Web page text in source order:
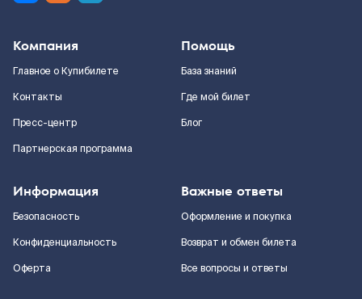
Компания
Главное о Купибилете
Контакты
Пресс-центр
Партнерская программа
Помощь
База знаний
Где мой билет
Блог
Информация
Безопасность
Конфиденциальность
Оферта
Важные ответы
Оформление и покупка
Возврат и обмен билета
Все вопросы и ответы